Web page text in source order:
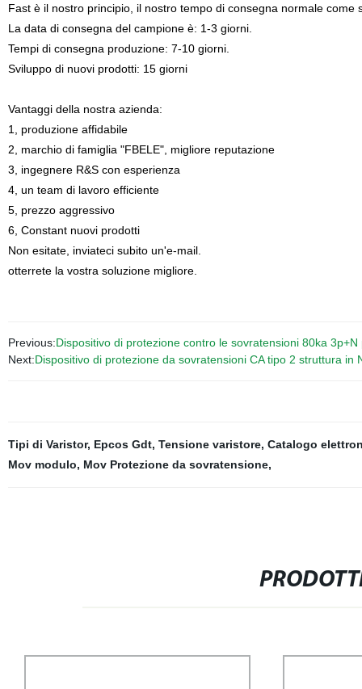
Fast è il nostro principio, il nostro tempo di consegna normale come
La data di consegna del campione è: 1-3 giorni.
Tempi di consegna produzione: 7-10 giorni.
Sviluppo di nuovi prodotti: 15 giorni
Vantaggi della nostra azienda:
1, produzione affidabile
2, marchio di famiglia "FBELE", migliore reputazione
3, ingegnere R&S con esperienza
4, un team di lavoro efficiente
5, prezzo aggressivo
6, Constant nuovi prodotti
Non esitate, inviateci subito un'e-mail.
otterrete la vostra soluzione migliore.
Previous:Dispositivo di protezione contro le sovratensioni 80ka
Next:Dispositivo di protezione da sovratensioni CA tipo 2 struttura in
Tipi di Varistor, Epcos Gdt, Tensione varistore, Catalogo
Mov modulo, Mov Protezione da sovratensione,